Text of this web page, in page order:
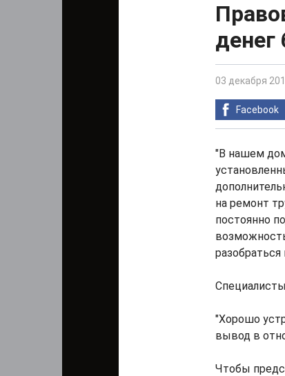
03 декабря
Facebook
"В нашем
на ремонт
постоянно
"Хорошо
вывод в
Чтобы